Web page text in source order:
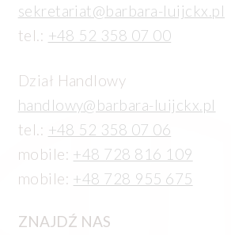
sekretariat@barbara-luijckx.pl
tel.: +48 52 358 07 00
Dział Handlowy
handlowy@barbara-luijckx.pl
tel.: +48 52 358 07 06
mobile: +48 728 816 109
mobile: +48 728 955 675
ZNAJDŹ NAS